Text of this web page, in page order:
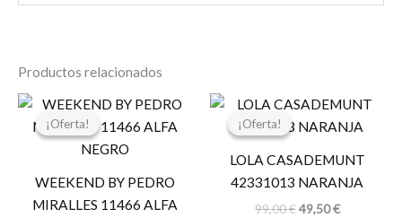
Productos relacionados
¡Oferta!
¡Oferta!
WEEKEND BY PEDRO
MIRALLES 11466 ALFA
El
original
era:
El
actual
¡Oferta!
¡Oferta!
LOLA CASADEMUNT
42331013 NARANJA
99,00€
El
original
99,00 €.
49,50€
El
actual
49,50 €.